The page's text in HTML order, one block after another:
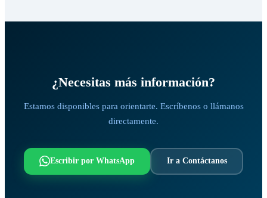
¿Necesitas más información?
Estamos disponibles para orientarte. Escríbenos o llámanos
directamente.
Escribir por WhatsApp Ir a Contáctanos